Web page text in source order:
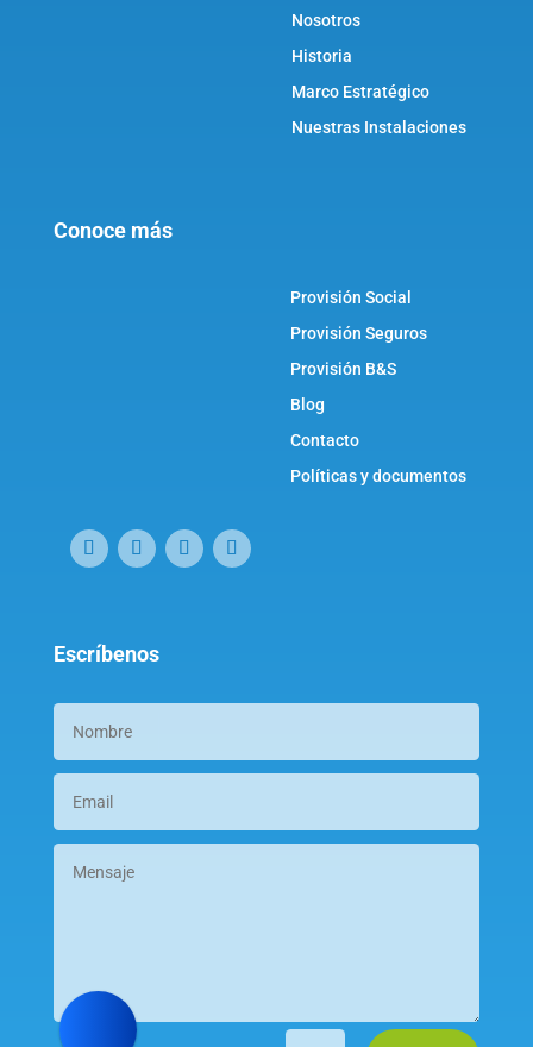
Nosotros
Historia
Marco Estratégico
Nuestras Instalaciones
Conoce más
Provisión Social
Provisión Seguros
Provisión B&S
Blog
Contacto
Políticas y documentos
Escríbenos